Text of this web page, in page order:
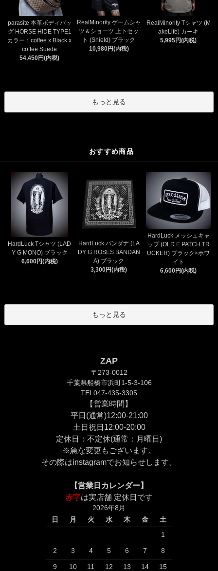
parasite 本革ボディバッ
グ HORSE HIDE TYPE1
カラー：coffee x Black x
coffee Suede
54,450円(内税)
RealMinority ゲームシャ
ツ＆ショーツ 上下セッ
ト (Shield) ブラック
10,980円(内税)
RealMinority Tシャツ (M
akeLife) カーキ
5,995円(内税)
もっと見る
おすすめ商品
HardLuck Tシャツ (LAD
Y G MONO) ブラック
6,600円(内税)
HardLuck バンダナ (LA
DY G ROSES BANDAN
A) ブラック
3,300円(内税)
HardLuck メッシュキャ
ップ (OLD E PATCH TR
UCKER) ブラック×ホワ
イト
6,600円(内税)
もっと見る
ZAP
〒273-0012
千葉県船橋市浜町1-5-3-106
TEL047-435-3305
【営業時間】
平日(通常)12:00-21:00
土日祝日12:00-20:00
定休日：不定休(通常：月曜日)
※急な変更もございます。
その際はinstagramでお知らせします。
【営業日カレンダー】
赤字は実店舗 定休日です
2026年8月
日
月 火 水 木 金 土
1
2 3 4 5 6 7 8
9 10 11 12 13 14 15